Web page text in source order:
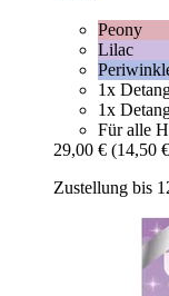
Peony
Lilac
1x
1x
Für alle
29,00 € (14,50
Zustellung bis